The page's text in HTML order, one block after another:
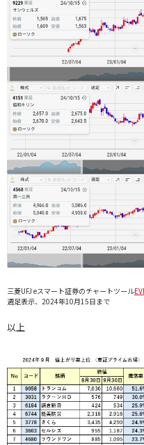
三菱UFJ eスマート証券のチャートツール
週足表示、2024年10月15日まで
以上